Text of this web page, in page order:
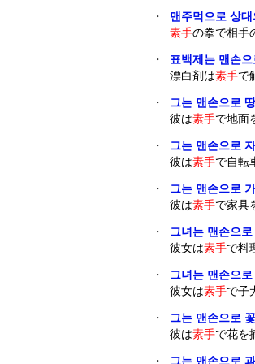
・
맨주먹으로 상
素手の拳で相手
・
표백제는 맨손
漂白剤は素手で
・
그는 맨손으로
彼は素手で地面
・
그는 맨손으로
彼は素手で自転
・
그는 맨손으로
彼は素手で家具
・
그녀는 맨손으
彼女は素手で料
・
그녀는 맨손으
彼女は素手で子
・
그는 맨손으로
彼は素手で花を
・
그는 맨손으로